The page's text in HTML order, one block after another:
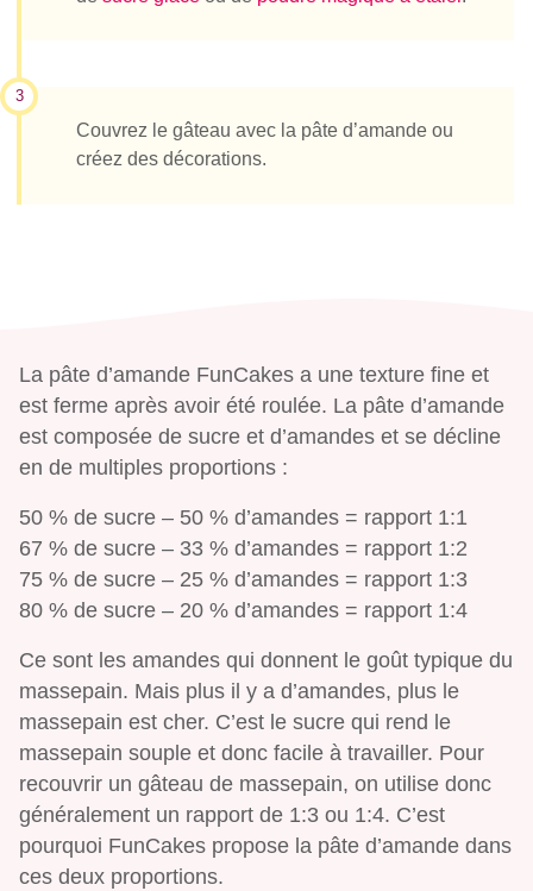
3
Couvrez le gâteau avec la pâte d’amande ou
créez des décorations.
La pâte d’amande FunCakes a une texture fine et
est ferme après avoir été roulée. La pâte d’amande
est composée de sucre et d’amandes et se décline
en de multiples proportions :
50 % de sucre – 50 % d’amandes = rapport 1:1
67 % de sucre – 33 % d’amandes = rapport 1:2
75 % de sucre – 25 % d’amandes = rapport 1:3
80 % de sucre – 20 % d’amandes = rapport 1:4
Ce sont les amandes qui donnent le goût typique du
massepain. Mais plus il y a d’amandes, plus le
massepain est cher. C’est le sucre qui rend le
massepain souple et donc facile à travailler. Pour
recouvrir un gâteau de massepain, on utilise donc
généralement un rapport de 1:3 ou 1:4. C’est
pourquoi FunCakes propose la pâte d’amande dans
ces deux proportions.